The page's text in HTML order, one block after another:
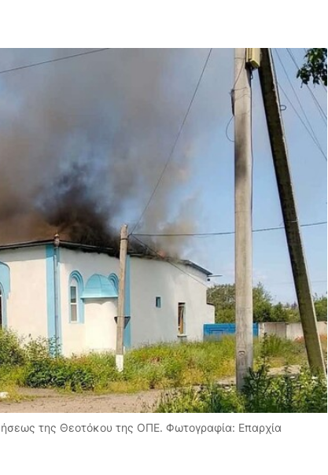
της Θεοτόκου της ΟΠΕ. Φωτογραφία: Επαρχία